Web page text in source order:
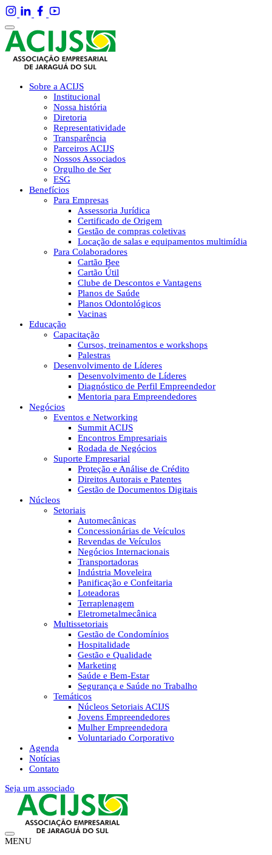
Sobre a ACIJS
Institucional
Nossa história
Diretoria
Representatividade
Transparência
Parceiros ACIJS
Nossos Associados
Orgulho de Ser
ESG
Benefícios
Para Empresas
Assessoria Jurídica
Certificado de Origem
Gestão de compras coletivas
Locação de salas e equipamentos multimídia
Para Colaboradores
Cartão Bee
Cartão Útil
Clube de Descontos e Vantagens
Planos de Saúde
Planos Odontológicos
Vacinas
Educação
Capacitação
Cursos, treinamentos e workshops
Palestras
Desenvolvimento de Líderes
Desenvolvimento de Líderes
Diagnóstico de Perfil Empreendedor
Mentoria para Empreendedores
Negócios
Eventos e Networking
Summit ACIJS
Encontros Empresariais
Rodada de Negócios
Suporte Empresarial
Proteção e Análise de Crédito
Direitos Autorais e Patentes
Gestão de Documentos Digitais
Núcleos
Setoriais
Automecânicas
Concessionárias de Veículos
Revendas de Veículos
Negócios Internacionais
Transportadoras
Indústria Moveleira
Panificação e Confeitaria
Loteadoras
Terraplenagem
Eletrometalmecânica
Multissetoriais
Gestão de Condomínios
Hospitalidade
Gestão e Qualidade
Marketing
Saúde e Bem-Estar
Segurança e Saúde no Trabalho
Temáticos
Núcleos Setoriais ACIJS
Jovens Empreendedores
Mulher Empreendedora
Voluntariado Corporativo
Agenda
Notícias
Contato
Seja um associado
MENU